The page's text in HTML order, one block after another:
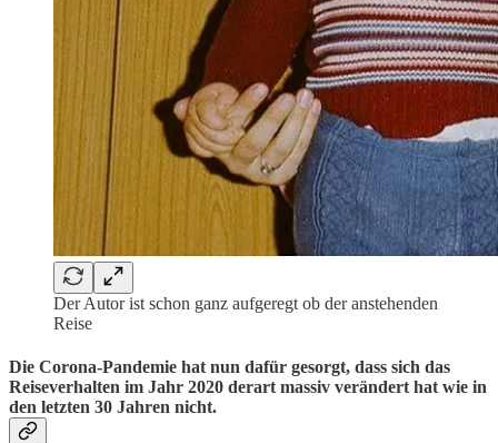
Der Autor ist schon ganz aufgeregt ob der anstehenden
Reise
Die Corona-Pandemie hat nun dafür gesorgt, dass sich das
Reiseverhalten im Jahr 2020 derart massiv verändert hat wie in
den letzten 30 Jahren nicht.